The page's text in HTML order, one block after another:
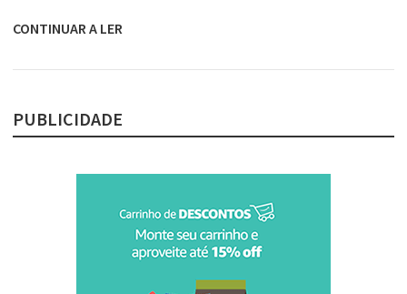
CONTINUAR A LER
PUBLICIDADE